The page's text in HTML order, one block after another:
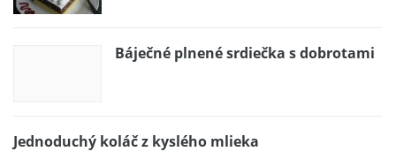
Báječné plnené srdiečka s dobrotami
Jednoduchý koláč z kyslého mlieka